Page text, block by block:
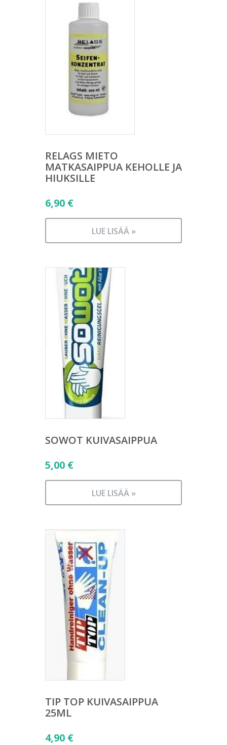
RELAGS MIETO
MATKASAIPPUA KEHOLLE JA
HIUKSILLE
6,90 €
LUE LISÄÄ »
SOWOT KUIVASAIPPUA
5,00 €
LUE LISÄÄ »
TIP TOP KUIVASAIPPUA
25ML
4,90 €